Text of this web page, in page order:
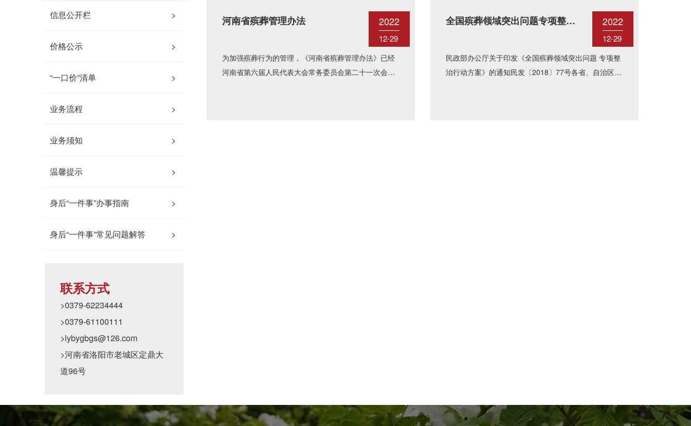
>
信息公开栏
>
价格公示
>
“一口价”清单
>
业务流程
>
业务须知
>
温馨提示
>
身后“一件事”办事指南
>
身后“一件事”常见问题解答
联系方式
>0379-62234444
>0379-61100111
>lybygbgs@126.com
>河南省洛阳市老城区定鼎大
道96号
2022
12-29
河南省殡葬管理办法
为加强殡葬行为的管理，《河南省殡葬管理办法》已经
河南省第六届人民代表大会常务委员会第二十一次会议
2022
12-29
全国殡葬领域突出问题专项整治
民政部办公厅关于印发《全国殡葬领域突出问题 专项整
治行动方案》的通知民发〔2018〕77号各省、自治区、